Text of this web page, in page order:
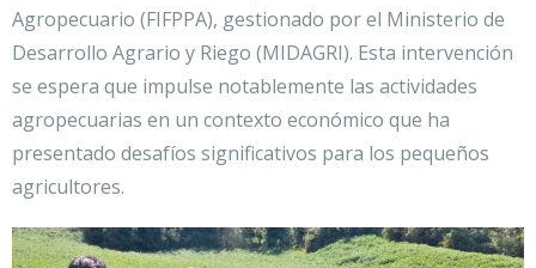
Agropecuario (FIFPPA), gestionado por el Ministerio de
Desarrollo Agrario y Riego (MIDAGRI). Esta intervención
se espera que impulse notablemente las actividades
agropecuarias en un contexto económico que ha
presentado desafíos significativos para los pequeños
agricultores.